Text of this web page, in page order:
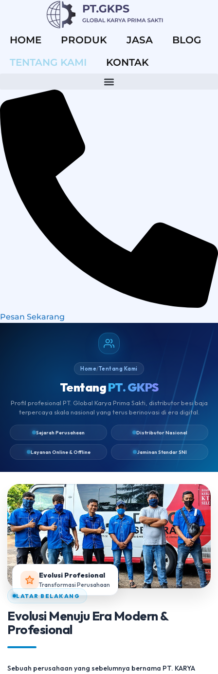
HOME PRODUK JASA
BLOG
TENTANG KAMI
KONTAK
Pesan Sekarang
Home/Tentang Kami
TentangPT. GKPS
Profil profesional PT. Global Karya Prima Sakti, distributor besi baja
terpercaya skala nasional yang terus berinovasi di era digital.
Sejarah Perusahaan Distributor Nasional
Layanan Online & Offline Jaminan Standar SNI
Evolusi Profesional
Transformasi Perusahaan
LATAR BELAKANG
Evolusi Menuju Era Modern &
Profesional
Sebuah perusahaan yang sebelumnya bernama PT. KARYA